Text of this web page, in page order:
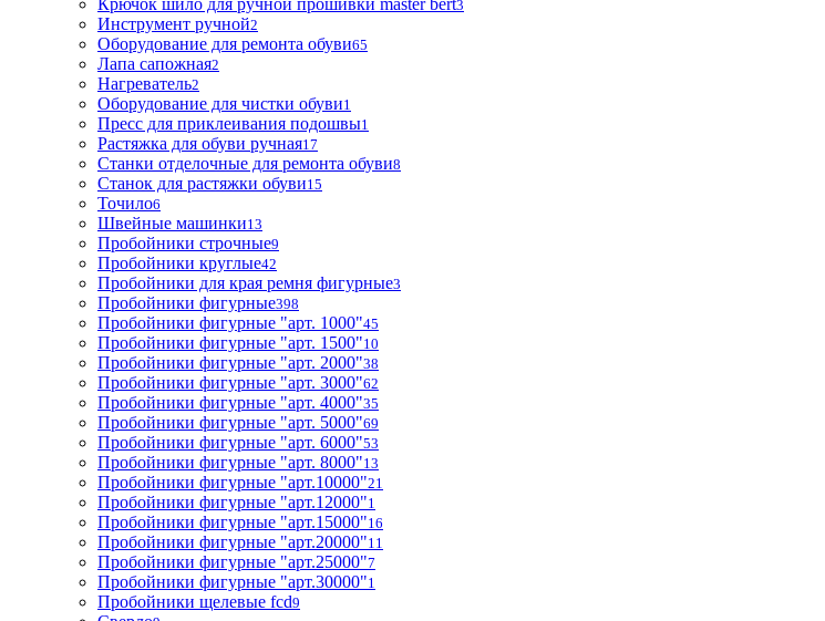
Крючок шило для ручной прошивки master bert3
Инструмент ручной2
Оборудование для ремонта обуви65
Лапа сапожная2
Нагреватель2
Оборудование для чистки обуви1
Пресс для приклеивания подошвы1
Растяжка для обуви ручная17
Станки отделочные для ремонта обуви8
Станок для растяжки обуви15
Точило6
Швейные машинки13
Пробойники строчные9
Пробойники круглые42
Пробойники для края ремня фигурные3
Пробойники фигурные398
Пробойники фигурные "арт. 1000"45
Пробойники фигурные "арт. 1500"10
Пробойники фигурные "арт. 2000"38
Пробойники фигурные "арт. 3000"62
Пробойники фигурные "арт. 4000"35
Пробойники фигурные "арт. 5000"69
Пробойники фигурные "арт. 6000"53
Пробойники фигурные "арт. 8000"13
Пробойники фигурные "арт.10000"21
Пробойники фигурные "арт.12000"1
Пробойники фигурные "арт.15000"16
Пробойники фигурные "арт.20000"11
Пробойники фигурные "арт.25000"7
Пробойники фигурные "арт.30000"1
Пробойники щелевые fcd9